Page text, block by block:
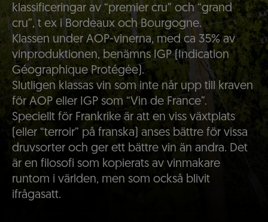
klassificeringar av “premier cru” och “grand
cru”, t ex i Bordeaux och Bourgogne.
Klassen under AOP-vinerna, med ca 35% av
vinproduktionen, benämns IGP (Indication
Géographique Protégée).
Slutligen klassas vin som inte når upp till kraven
för AOP eller IGP som “Vin de France”.
Speciellt för Frankrike är att en viss växtplats
(eller “terroir” på franska) anses bättre för vissa
druvsorter och ger ett bättre vin än andra. Det
är en filosofi som kopierats av vinmakare
runtom i världen, men som också blivit
ifrågasatt.